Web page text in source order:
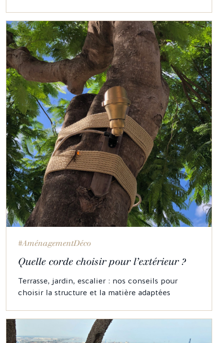
#AménagementDéco
Quelle corde choisir pour l’extérieur ?
Terrasse, jardin, escalier : nos conseils pour
choisir la structure et la matière adaptées